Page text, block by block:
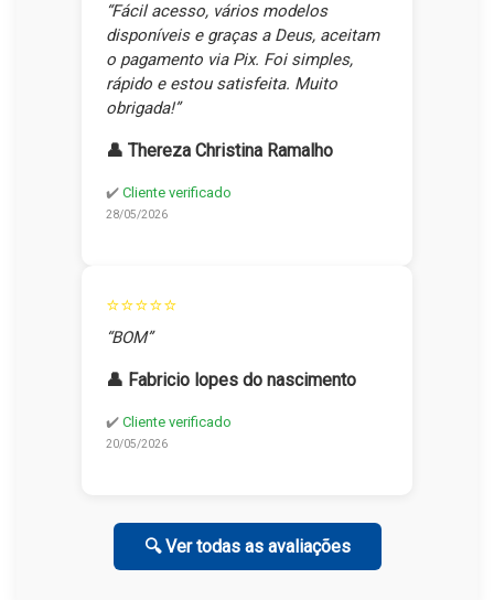
“Fácil acesso, vários modelos
disponíveis e graças a Deus, aceitam
o pagamento via Pix. Foi simples,
rápido e estou satisfeita. Muito
obrigada!”
👤 Thereza Christina Ramalho
✔️ Cliente verificado
28/05/2026
⭐⭐⭐⭐⭐
“BOM”
👤 Fabricio lopes do nascimento
✔️ Cliente verificado
20/05/2026
🔍 Ver todas as avaliações